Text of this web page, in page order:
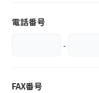
電話番号
-
FAX番号